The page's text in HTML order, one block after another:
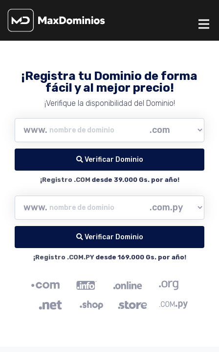
¡Registra tu Dominio de forma
fácil y al mejor precio!
¡Verifique la disponibilidad del Dominio!
www.
Verificar Dominio
¡Registro .COM desde 39.000 Gs. por año!
www.
Verificar Dominio
¡Registro .COM.PY desde 169.000 Gs. por año!